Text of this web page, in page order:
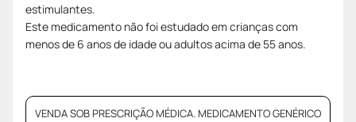
estimulantes.
Este medicamento não foi estudado em crianças com
menos de 6 anos de idade ou adultos acima de 55 anos.
VENDA SOB PRESCRIÇÃO MÉDICA. MEDICAMENTO GENÉRICO